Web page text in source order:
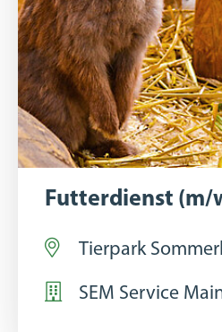
Futterdienst (m/
Tierpark
SEM Service